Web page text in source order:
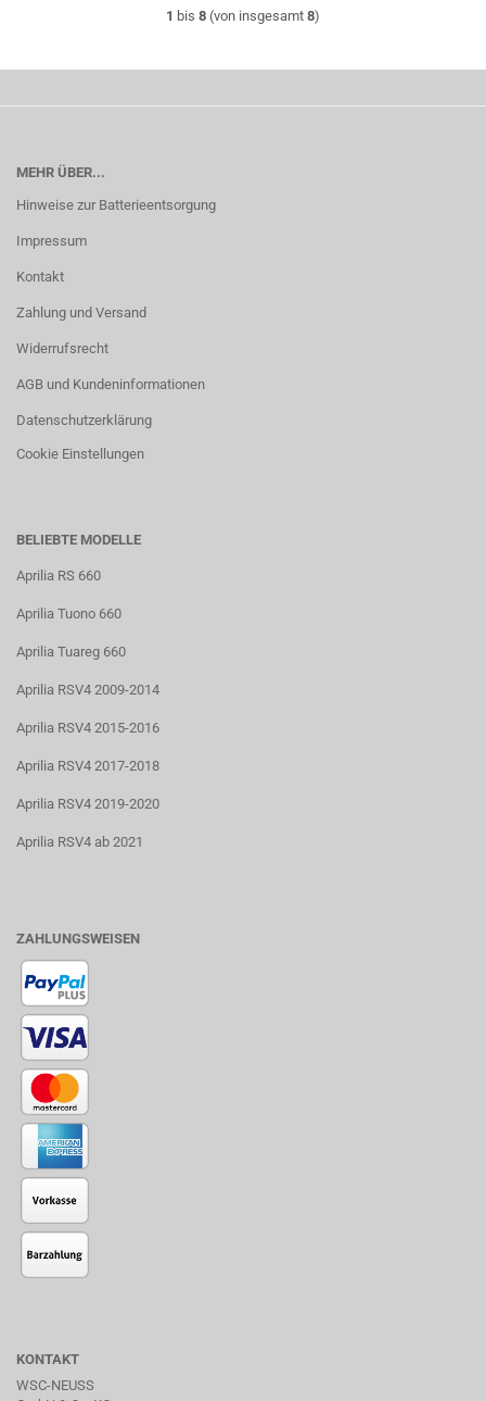
1 bis 8 (von insgesamt 8)
MEHR ÜBER...
Hinweise zur Batterieentsorgung
Impressum
Kontakt
Zahlung und Versand
Widerrufsrecht
AGB und Kundeninformationen
Datenschutzerklärung
Cookie Einstellungen
BELIEBTE MODELLE
Aprilia RS 660
Aprilia Tuono 660
Aprilia Tuareg 660
Aprilia RSV4 2009-2014
Aprilia RSV4 2015-2016
Aprilia RSV4 2017-2018
Aprilia RSV4 2019-2020
Aprilia RSV4 ab 2021
ZAHLUNGSWEISEN
KONTAKT
WSC-NEUSS